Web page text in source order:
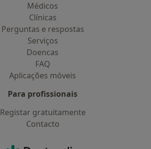
Médicos
Clínicas
Perguntas e respostas
Serviços
Doencas
FAQ
Aplicações móveis
Para profissionais
Registar gratuitamente
Contacto